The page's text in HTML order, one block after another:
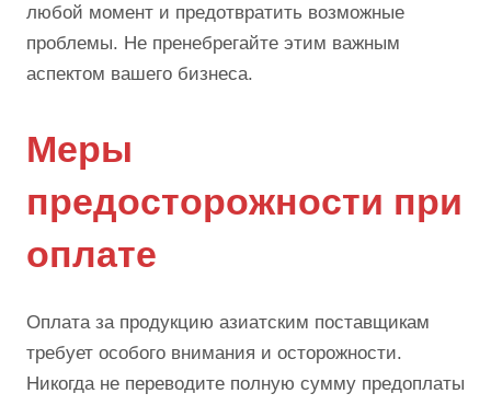
любой момент и предотвратить возможные
проблемы. Не пренебрегайте этим важным
аспектом вашего бизнеса.
Меры
предосторожности при
оплате
Оплата за продукцию азиатским поставщикам
требует особого внимания и осторожности.
Никогда не переводите полную сумму предоплаты